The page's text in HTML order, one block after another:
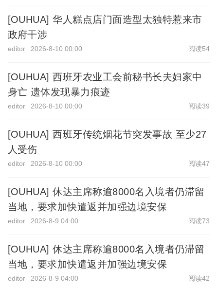
[OUHUA] 华人糕点店门面造型太独特惹来市
政府干涉
editor 2026-8-10 00:00 阅读54
[OUHUA] 西班牙农业工会前秘书长夫妇家中
身亡 遗体发现暴力痕迹
editor 2026-8-10 00:00 阅读39
[OUHUA] 西班牙传统烟花节突发事故 至少27
人受伤
editor 2026-8-10 00:00 阅读47
[OUHUA] 休达主席称逾8000名入境者仍滞留
当地，要求加快遣返并加强边境安保
editor 2026-8-9 04:00 阅读73
[OUHUA] 休达主席称逾8000名入境者仍滞留
当地，要求加快遣返并加强边境安保
editor 2026-8-9 04:00 阅读42